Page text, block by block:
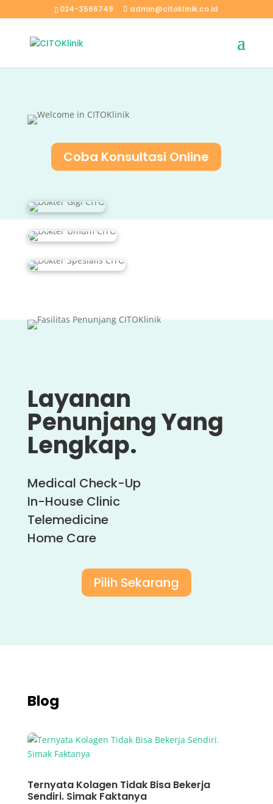
024-3566749 admin@citoklinik.co.id
Coba Konsultasi Online
Layanan
Penunjang Yang
Lengkap.
Medical Check-Up
In-House Clinic
Telemedicine
Home Care
Pilih Sekarang
Blog
Ternyata Kolagen Tidak Bisa Bekerja
Sendiri. Simak Faktanya